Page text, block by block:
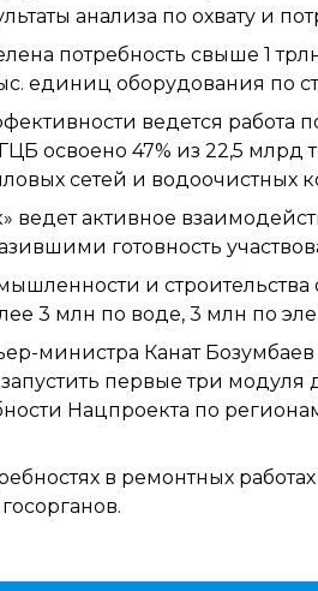
анализа по охвату и
потребность свыше 1
единиц оборудования по
ведется
освоено 47% из 22,5 млрд
сетей и водоочистных
ведет активное
готовность
и строительства
3 млн по воде, 3 млн по
министра Канат
первые три
Нацпроекта по
в ремонтных